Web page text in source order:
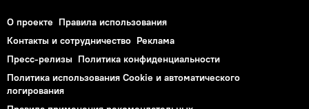
О проекте Правила использования
Контакты и сотрудничество Реклама
Пресс-релизы Политика конфиденциальности
Политика использования Cookie и автоматического
логирования